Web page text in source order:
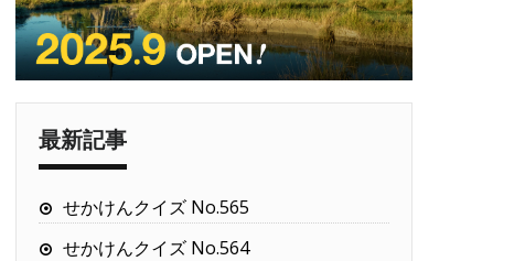
最新記事
せかけんクイズ No.565
せかけんクイズ No.564